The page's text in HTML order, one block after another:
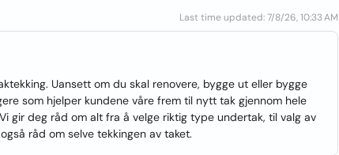
Last time updated: 7/8/26, 10:33 AM
Uansett om du skal renovere, bygge ut eller bygge
som hjelper kundene våre frem til nytt tak gjennom hele
gir deg råd om alt fra å velge riktig type undertak, til valg av
råd om selve tekkingen av taket.